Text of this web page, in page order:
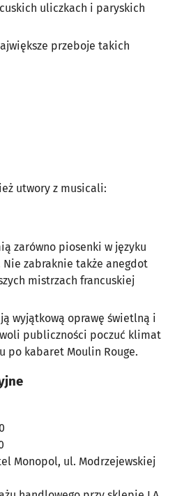
uliczkach i paryskich
przeboje takich
utwory z musicali:
zarówno piosenki w języku
zabraknie także anegdot
mistrzach francuskiej
wyjątkową oprawę świetlną i
publiczności poczuć klimat
po kabaret Moulin Rouge.
Monopol, ul. Modrzejewskiej